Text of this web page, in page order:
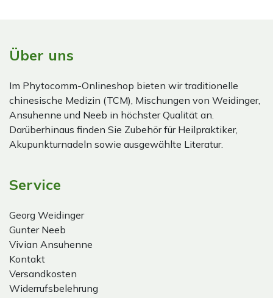
Über uns
Im Phytocomm-Onlineshop bieten wir traditionelle
chinesische Medizin (TCM), Mischungen von Weidinger,
Ansuhenne und Neeb in höchster Qualität an.
Darüberhinaus finden Sie Zubehör für Heilpraktiker,
Akupunkturnadeln sowie ausgewählte Literatur.
Service
Georg Weidinger
Gunter Neeb
Vivian Ansuhenne
Kontakt
Versandkosten
Widerrufsbelehrung